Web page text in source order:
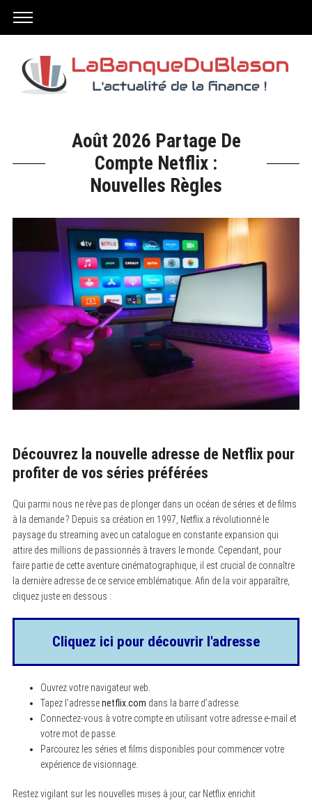
Août 2026 Partage De
Compte Netflix :
Nouvelles Règles
Découvrez la nouvelle adresse de Netflix pour
profiter de vos séries préférées
Qui parmi nous ne rêve pas de plonger dans un océan de séries et de films
à la demande ? Depuis sa création en 1997, Netflix a révolutionné le
paysage du streaming avec un catalogue en constante expansion qui
attire des millions de passionnés à travers le monde. Cependant, pour
faire partie de cette aventure cinématographique, il est crucial de connaître
la dernière adresse de ce service emblématique. Afin de la voir apparaître,
cliquez juste en dessous :
Cliquez ici pour découvrir l'adresse
Ouvrez votre navigateur web.
Tapez l’adressenetflix.com dans la barre d’adresse.
Connectez-vous à votre compte en utilisant votre adresse e-mail et
votre mot de passe.
Parcourez les séries et films disponibles pour commencer votre
expérience de visionnage.
Restez vigilant sur les nouvelles mises à jour, car Netflix enrichit